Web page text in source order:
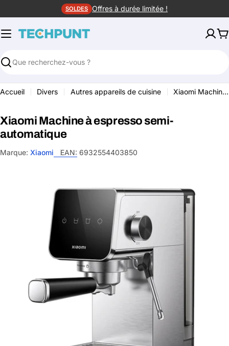
au
contenu
SOLDES Offres à durée limitée !
Rechercher
Accueil Divers Autres appareils de cuisine Xiaomi Machine à espresso semi-automatique
Xiaomi Machine à espresso semi-
automatique
Marque: Xiaomi EAN: 6932554403850